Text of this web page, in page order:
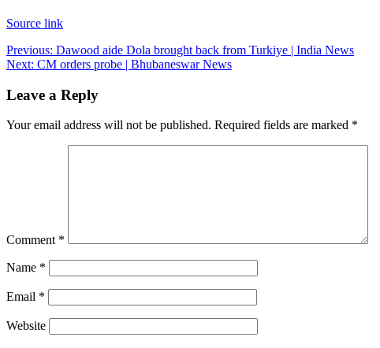
Source link
Post
navigation
Previous: Dawood aide Dola brought back from Turkiye | India News
Next: CM orders probe | Bhubaneswar News
Leave a Reply
Your email address will not be published. Required fields are marked *
Comment *
Name *
Email *
Website